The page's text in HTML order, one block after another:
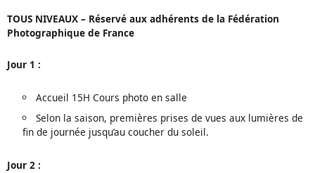
TOUS NIVEAUX – Réservé aux adhérents de la Fédération
Photographique de France
Jour 1 :
Accueil 15H Cours photo en salle
Selon la saison, premières prises de vues aux lumières de
fin de journée jusqu’au coucher du soleil.
Jour 2 :